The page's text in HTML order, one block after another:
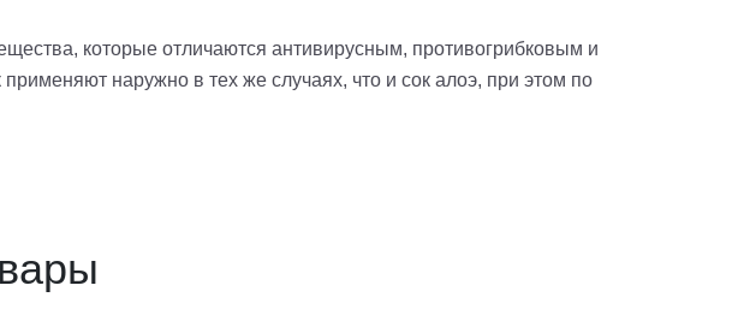
которые отличаются антивирусным, противогрибковым и
наружно в тех же случаях, что и сок алоэ, при этом по